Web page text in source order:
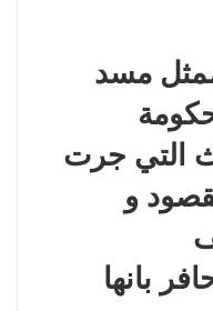
مسد
التي جرت
و
بانها